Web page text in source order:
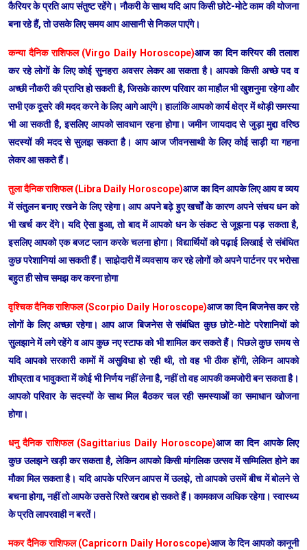
कैरियर के प्रति आप संतुष्ट रहेंगे। नौकरी के साथ यदि आप किसी छोटे-मोटे काम की योजना
बना रहे हैं, तो उसके लिए समय आप आसानी से निकल पाएंगे।
कन्या दैनिक राशिफल (Virgo Daily Horoscope)आज का दिन करियर की तलाश
कर रहे लोगों के लिए कोई सुनहरा अवसर लेकर आ सकता है। आपको किसी अच्छे पद व
अच्छी नौकरी की प्राप्ति हो सकती है, जिसके कारण परिवार का माहौल भी खुशनुमा रहेगा और
सभी एक दूसरे की मदद करने के लिए आगे आएंगे। हालांकि आपको कार्य क्षेत्र में थोड़ी समस्या
भी आ सकती है, इसलिए आपको सावधान रहना होगा। जमीन जायदाद से जुड़ा मुद्दा वरिष्ठ
सदस्यों की मदद से सुलझ सकता है। आप आज जीवनसाथी के लिए कोई साड़ी या गहना
लेकर आ सकते हैं।
तुला दैनिक राशिफल (Libra Daily Horoscope)आज का दिन आपके लिए आय व व्यय
में संतुलन बनाए रखने के लिए रहेगा। आप अपने बढ़े हुए खर्चों के कारण अपने संचय धन को
भी खर्च कर देंगे। यदि ऐसा हुआ, तो बाद में आपको धन के संकट से जूझना पड़ सकता है,
इसलिए आपको एक बजट प्लान करके चलना होगा। विद्यार्थियों को पढ़ाई लिखाई से संबंधित
कुछ परेशानियां आ सकती हैं। साझेदारी में व्यवसाय कर रहे लोगों को अपने पार्टनर पर भरोसा
बहुत ही सोच समझ कर करना होगा
वृश्चिक दैनिक राशिफल (Scorpio Daily Horoscope)आज का दिन बिजनेस कर रहे
लोगों के लिए अच्छा रहेगा। आप आज बिजनेस से संबंधित कुछ छोटे-मोटे परेशानियों को
सुलझाने में लगे रहेंगे व आप कुछ नए स्टाफ को भी शामिल कर सकते हैं। पिछले कुछ समय से
यदि आपको सरकारी कामों में असुविधा हो रही थी, तो वह भी ठीक होंगी, लेकिन आपको
शीघ्रता व भावुकता में कोई भी निर्णय नहीं लेना है, नहीं तो वह आपकी कमजोरी बन सकता है।
आपको परिवार के सदस्यों के साथ मिल बैठकर चल रही समस्याओं का समाधान खोजना
होगा।
धनु दैनिक राशिफल (Sagittarius Daily Horoscope)आज का दिन आपके लिए
कुछ उलझने खड़ी कर सकता है, लेकिन आपको किसी मांगलिक उत्सव में सम्मिलित होने का
मौका मिल सकता है। यदि आपके परिजन आपस में उलझे, तो आपको उसमें बीच में बोलने से
बचना होगा, नहीं तो आपके उससे रिश्ते खराब हो सकते हैं। कामकाज अधिक रहेगा। स्वास्थ्य
के प्रति लापरवाही न बरतें।
मकर दैनिक राशिफल (Capricorn Daily Horoscope)आज के दिन आपको कानूनी